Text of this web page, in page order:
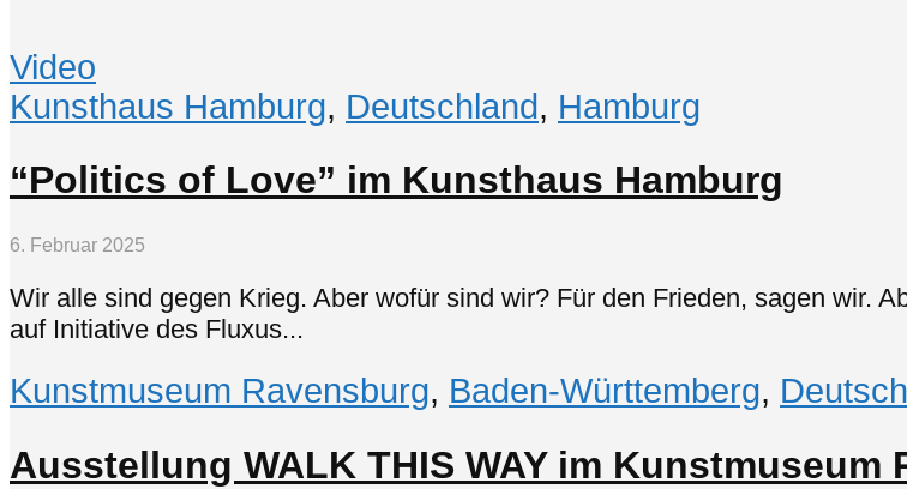
Video
Kunsthaus Hamburg, Deutschland, Hamburg
“Politics of Love” im Kunsthaus Hamburg
6. Februar 2025
Wir alle sind gegen Krieg. Aber wofür sind wir? Für den Frieden, sagen wir.
auf Initiative des Fluxus...
Kunstmuseum Ravensburg, Baden-Württemberg,
Ausstellung WALK THIS WAY im Kunstmuseum